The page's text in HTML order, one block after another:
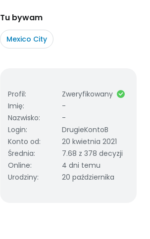
Tu bywam
Mexico City
Profil:
Zweryfikowany
Imię:
-
Nazwisko:
-
Login:
DrugieKontoB
Konto od:
20 kwietnia 2021
Średnia:
7.68 z 378 decyzji
Online:
4 dni temu
Urodziny: 20 października